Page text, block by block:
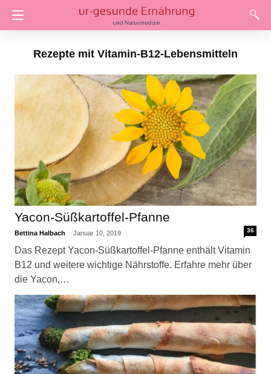
Rezepte mit Vitamin-B12-Lebensmitteln
Yacon-Süßkartoffel-Pfanne
Bettina Halbach Januar 10, 2019 36
Das Rezept Yacon-Süßkartoffel-Pfanne enthält Vitamin
B12 und weitere wichtige Nährstoffe. Erfahre mehr über
die Yacon,…